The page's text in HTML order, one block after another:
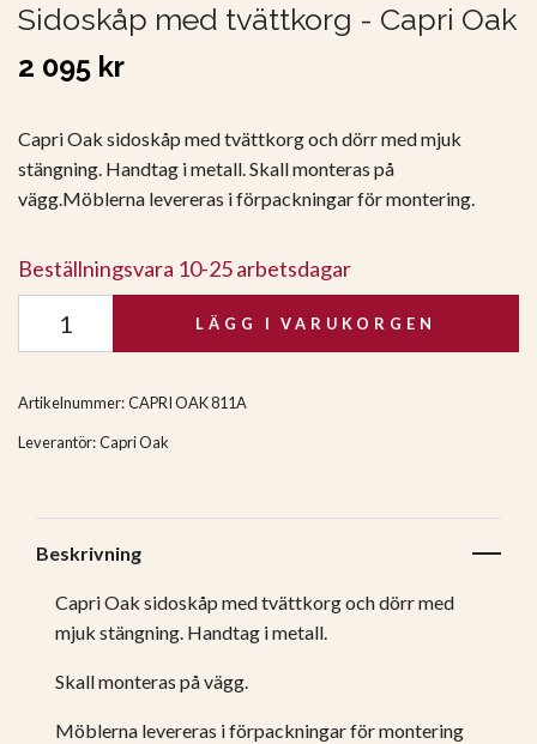
Sidoskåp med tvättkorg - Capri Oak
2 095 kr
Capri Oak sidoskåp med tvättkorg och dörr med mjuk
stängning. Handtag i metall. Skall monteras på
vägg.Möblerna levereras i förpackningar för montering.
Beställningsvara 10-25 arbetsdagar
LÄGG I VARUKORGEN
Artikelnummer:CAPRI OAK 811A
Leverantör:Capri Oak
Beskrivning
Capri Oak sidoskåp med tvättkorg och dörr med
mjuk stängning. Handtag i metall.
Skall monteras på vägg.
Möblerna levereras i förpackningar för montering